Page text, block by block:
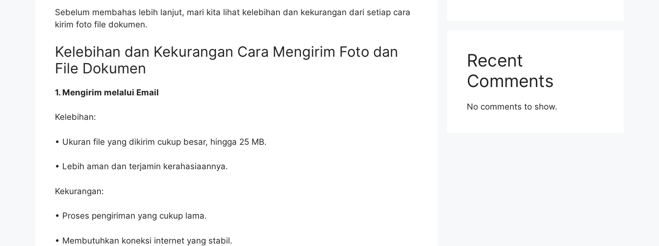
Sebelum membahas lebih lanjut, mari kita lihat kelebihan dan kekurangan dari setiap cara
kirim foto file dokumen.
Kelebihan dan Kekurangan Cara Mengirim Foto dan
File Dokumen
1. Mengirim melalui Email
Kelebihan:
• Ukuran file yang dikirim cukup besar, hingga 25 MB.
• Lebih aman dan terjamin kerahasiaannya.
Kekurangan:
• Proses pengiriman yang cukup lama.
• Membutuhkan koneksi internet yang stabil.
Recent
Comments
No comments to show.